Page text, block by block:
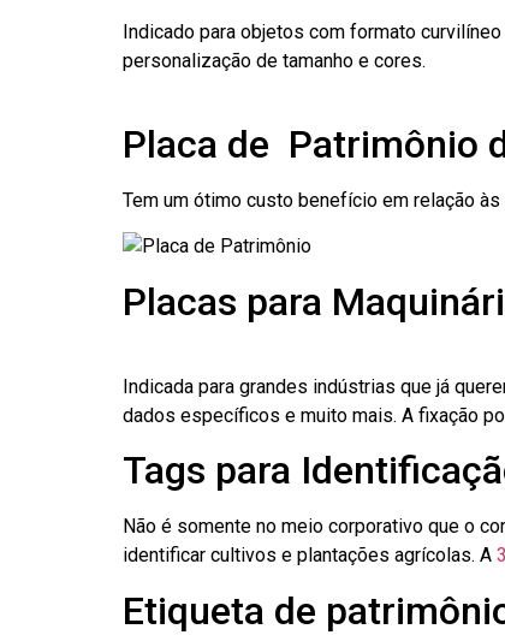
Indicado para objetos com formato
personalização de tamanho e cores.
Placa de Patrimônio
Tem um ótimo custo benefício em relação
Placas para
Indicada para grandes indústrias que já
dados específicos e muito mais. A fixação
Tags para
Não é somente no meio corporativo que o
identificar cultivos e plantações agrícolas. A
Etiqueta de